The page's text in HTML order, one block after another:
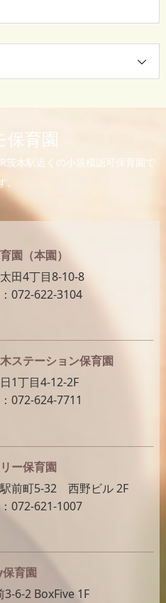
保育園
茨木駅近くの小規模認可保育園で
。
園（本園）
田4丁目8-10-8
072-622-3104
ステーション保育園
1丁目4-12-2F
072-624-7711
ー保育園
前町5-32 西野ビル 2F
072-621-1007
育園
3-6-2 BoxFive 1F